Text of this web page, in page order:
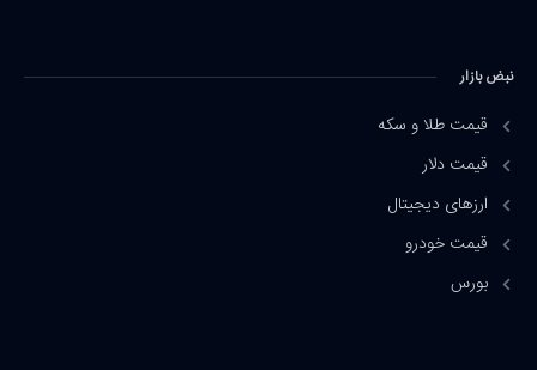
نبض بازار
قیمت طلا و سکه
قیمت دلار
ارزهای دیجیتال
قیمت خودرو
بورس